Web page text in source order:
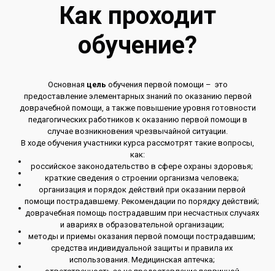
Как проходит
обучение?
Основная цель обучения первой помощи – это
предоставление элементарных знаний по оказанию первой
доврачебной помощи, а также повышение уровня готовности
педагогических работников к оказанию первой помощи в
случае возникновения чрезвычайной ситуации.
В ходе обучения участники курса рассмотрят такие вопросы,
как:
российское законодательство в сфере охраны здоровья;
краткие сведения о строении организма человека;
организация и порядок действий при оказании первой
помощи пострадавшему. Рекомендации по порядку действий;
доврачебная помощь пострадавшим при несчастных случаях
и авариях в образовательной организации;
методы и приемы оказания первой помощи пострадавшим;
средства индивидуальной защиты и правила их
использования. Медицинская аптечка;